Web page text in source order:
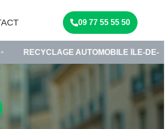
09 77 55 55 50
AUTOMOBILE ÎLE-DE-FRANCE •